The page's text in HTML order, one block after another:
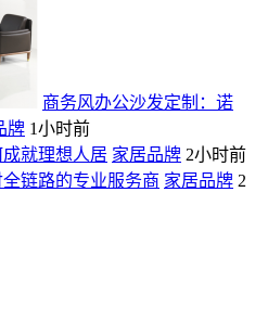
商务风办公沙发定制：诺
牌 1小时前
就理想人居 家居品牌 2小时前
链路的专业服务商 家居品牌 2